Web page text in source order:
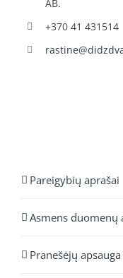
AB.
+370 41 431514
Pareigybių aprašai
Asmens duomenų
Pranešėjų apsauga